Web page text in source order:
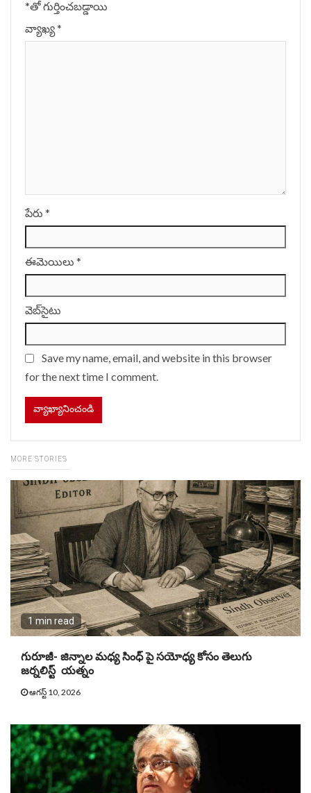
*‌తో గుర్తించబడ్డాయి
వ్యాఖ్య*
పేరు *
ఈమెయిలు *
వెబ్‌సైటు
Save my name, email, and website in this browser
for the next time I comment.
MORE STORIES
1 min read
గురూజీ- జిన్నాల మధ్య సింధ్ పై సయోధ్య కోసం తెలుగు
జర్నలిస్ట్ యత్నం
ఆగస్ట్ 10, 2026